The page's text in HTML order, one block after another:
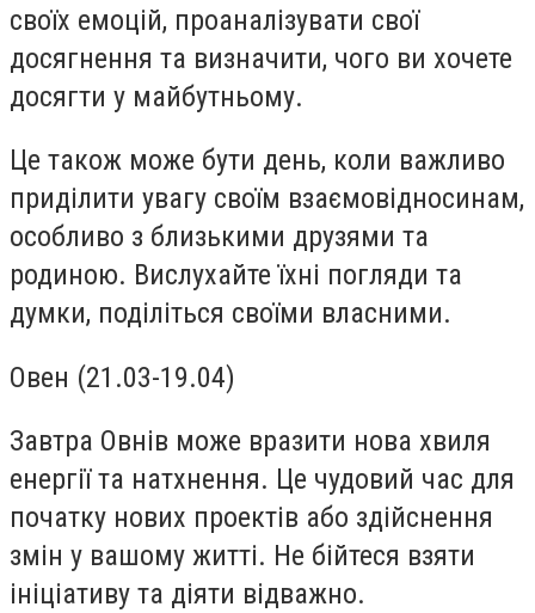
своїх емоцій, проаналізувати свої
досягнення та визначити, чого ви хочете
досягти у майбутньому.
Це також може бути день, коли важливо
приділити увагу своїм взаємовідносинам,
особливо з близькими друзями та
родиною. Вислухайте їхні погляди та
думки, поділіться своїми власними.
Овен (21.03-19.04)
Завтра Овнів може вразити нова хвиля
енергії та натхнення. Це чудовий час для
початку нових проектів або здійснення
змін у вашому житті. Не бійтеся взяти
ініціативу та діяти відважно.